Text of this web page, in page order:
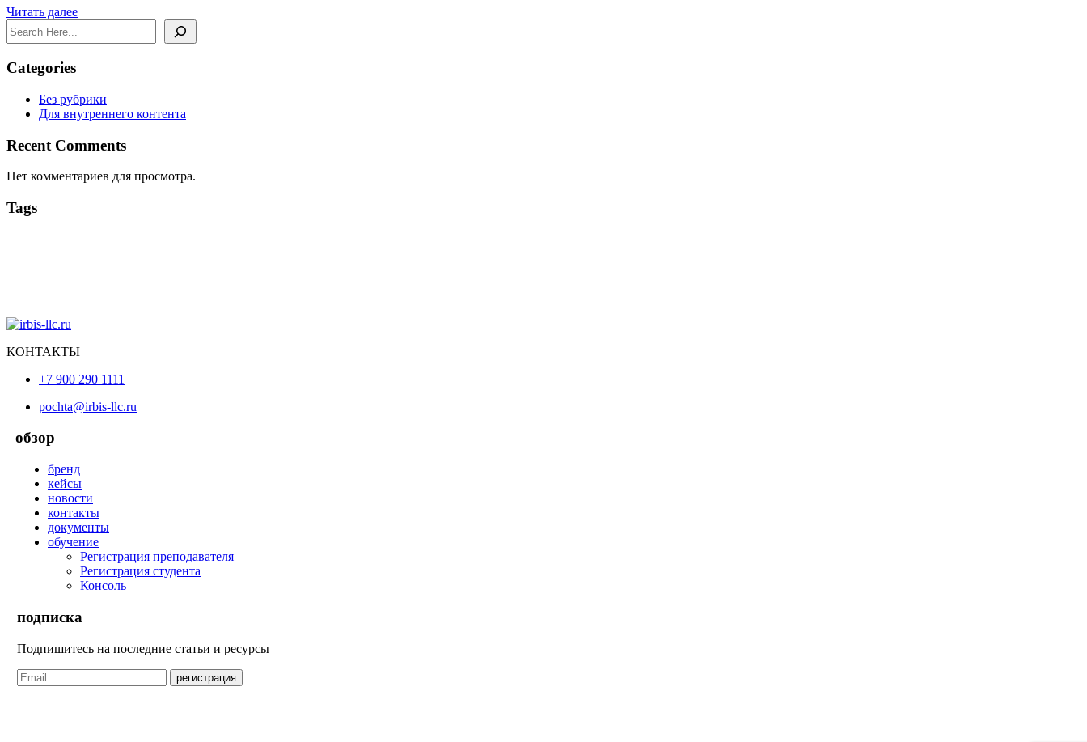
Читать далее
Search
Categories
Без рубрики
Для внутреннего контента
Recent Comments
Нет комментариев для просмотра.
Tags
КОНТАКТЫ
+7 900 290 1111
pochta@irbis-llc.ru
обзор
бренд
кейсы
новости
контакты
документы
обучение
Регистрация преподавателя
Регистрация студента
Консоль
подписка
Подпишитесь на последние статьи и ресурсы
регистрация